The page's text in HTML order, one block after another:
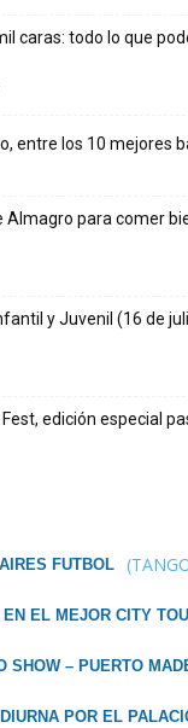
caras: todo lo que
entre los 10 mejores
Almagro para comer
y Juvenil (16 de
edición especial
FUTBOL
EL MEJOR CITY
SHOW – PUERTO
POR EL